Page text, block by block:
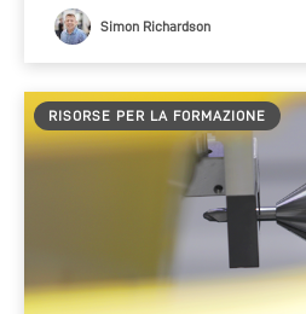
Simon Richardson
RISORSE PER LA FORMAZIONE